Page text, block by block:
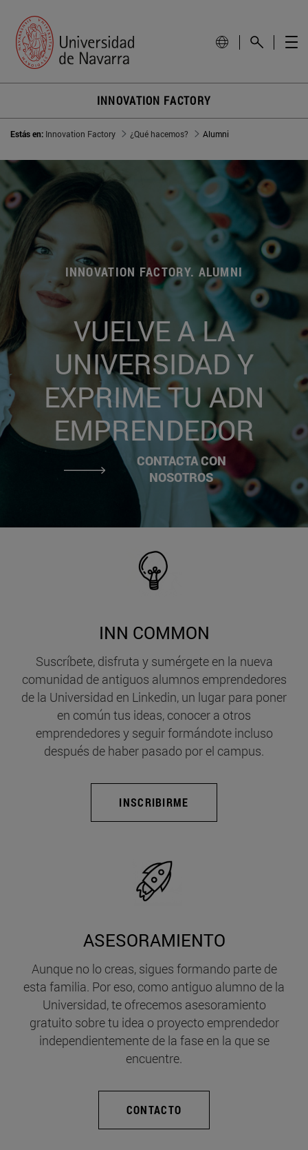
INNOVATION FACTORY
Estás en: Innovation Factory ¿Qué hacemos? Alumni
INNOVATION FACTORY. ALUMNI
VUELVE A LA
UNIVERSIDAD Y
EXPRIME TU ADN
EMPRENDEDOR
CONTACTA CON
NOSOTROS
INN COMMON
Suscríbete, disfruta y sumérgete en la nueva
comunidad de antiguos alumnos emprendedores
de la Universidad en Linkedin, un lugar para poner
en común tus ideas, conocer a otros
emprendedores y seguir formándote incluso
después de haber pasado por el campus.
INSCRIBIRME
ASESORAMIENTO
Aunque no lo creas, sigues formando parte de
esta familia. Por eso, como antiguo alumno de la
Universidad, te ofrecemos asesoramiento
gratuito sobre tu idea o proyecto emprendedor
independientemente de la fase en la que se
encuentre.
CONTACTO